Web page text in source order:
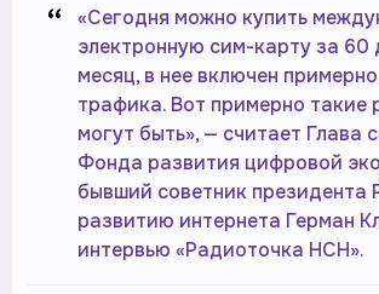
“
«Сегодня можно купить
электронную сим-карту за 60
месяц, в нее включен
трафика. Вот примерно такие
могут быть», — считает Глава
Фонда развития цифровой
бывший советник президента
развитию интернета Герман
интервью «Радиоточка НСН».